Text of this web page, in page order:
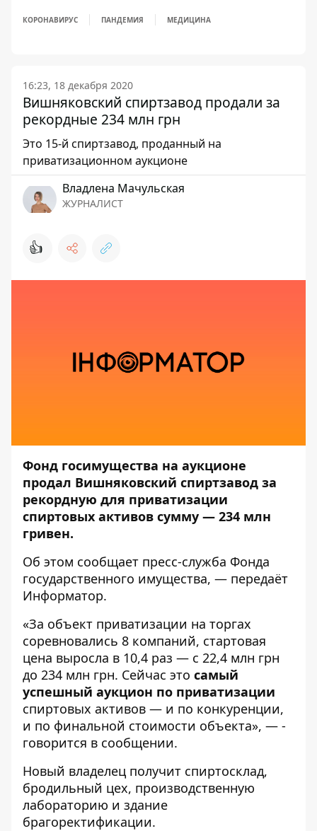
КОРОНАВИРУС ПАНДЕМИЯ МЕДИЦИНА
16:23, 18 декабря 2020
Вишняковский спиртзавод продали за
рекордные 234 млн грн
Это 15-й спиртзавод, проданный на
приватизационном аукционе
Владлена Мачульская
ЖУРНАЛИСТ
👍
Фонд госимущества на аукционе
продал Вишняковский спиртзавод за
рекордную для приватизации
спиртовых активов сумму — 234 млн
гривен.
Об этом сообщает пресс-служба Фонда
государственного имущества, — передаёт
Информатор.
«За объект приватизации на торгах
соревновались 8 компаний, стартовая
цена выросла в 10,4 раз — с 22,4 млн грн
до 234 млн грн. Сейчас это самый
успешный аукцион по приватизации
спиртовых активов — и по конкуренции,
и по финальной стоимости объекта», — -
говорится в сообщении.
Новый владелец получит спиртосклад,
бродильный цех, производственную
лабораторию и здание
брагоректификации.